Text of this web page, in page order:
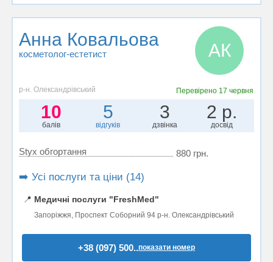
Анна Ковальова
косметолог-естетист АК
р-н. Олександрівський Перевірено 17 червня
10
балів
5
відгуків
3
дзвінка
2 р.
досвід
Styx обгортання 880 грн.
➡️ Усі послуги та ціни (14)
📍 Медичні послуги "FreshMed"
Запоріжжя, Проспект Соборний 94 р-н. Олександрівський
+38 (097) 500..показати номер